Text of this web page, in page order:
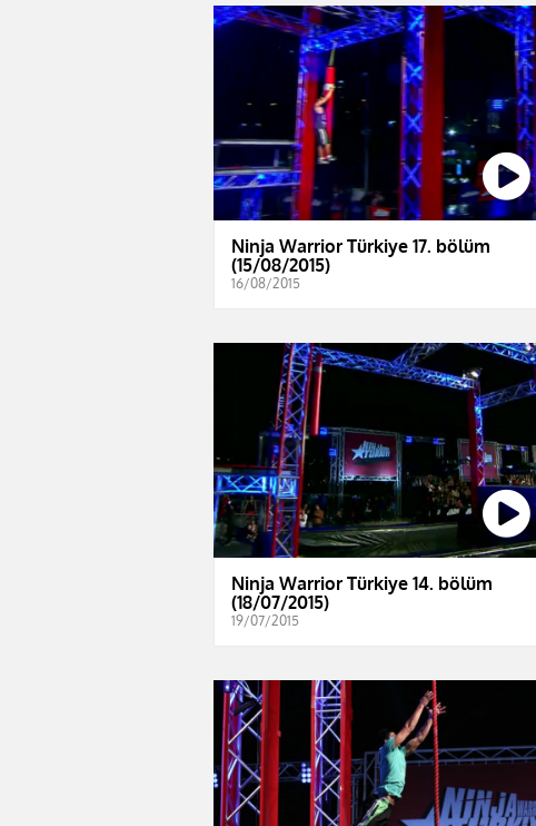
Ninja Warrior Türkiye 17. bölüm
(15/08/2015)
16/08/2015
Ninja Warrior Türkiye 14. bölüm
(18/07/2015)
19/07/2015